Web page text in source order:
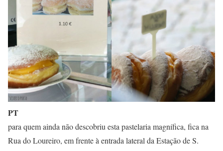
PT
para quem ainda não descobriu esta pastelaria magnífica, fica na
Rua do Loureiro, em frente à entrada lateral da Estação de S.